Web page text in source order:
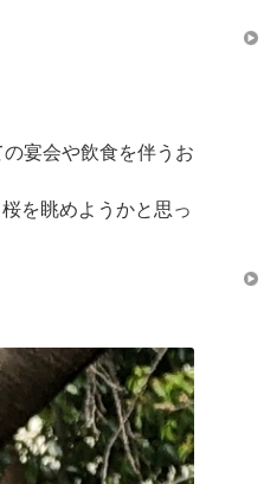
宴会や飲食を伴うお
を眺めようかと思っ